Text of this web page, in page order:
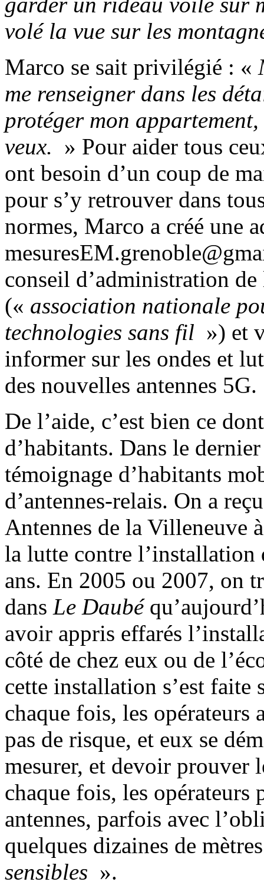
volé la vue sur les
Marco se sait privilégié : «
me renseigner dans les
protéger mon
veux. » Pour aider tous
ont besoin d’un coup de
pour s’y retrouver dans
normes, Marco a créé une
conseil d’administration
(« association nationale
technologies sans fil ») et
informer sur les ondes et
des nouvelles antennes 5G.
De l’aide, c’est bien ce
d’habitants. Dans le
témoignage d’habitants
d’antennes-relais. On a
Antennes de la Villeneuve
la lutte contre l’installation
ans. En 2005 ou 2007, on
dans Le Daubé
avoir appris effarés
côté de chez eux ou de
cette installation s’est faite
chaque fois, les opérateurs
pas de risque, et eux se
mesurer, et devoir prouver
chaque fois, les
antennes, parfois avec
quelques dizaines de
sensibles ».